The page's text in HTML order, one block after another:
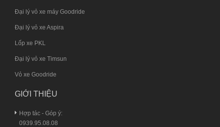
Đại lý vỏ xe máy Goodride
Đại lý vỏ xe Aspira
Lốp xe PKL
Đại lý vỏ xe Timsun
Vỏ xe Goodride
GIỚI THIỆU
Hợp tác - Góp ý:
0939.95.08.08